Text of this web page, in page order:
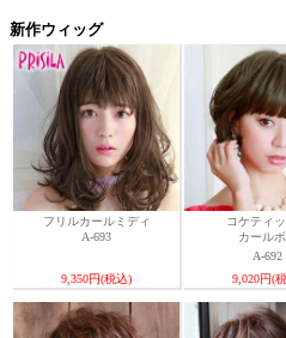
新作ウィッグ
フリルカールミディ
A-693
9,350円(税込)
コケティッ
カール
A-692
9,020円(